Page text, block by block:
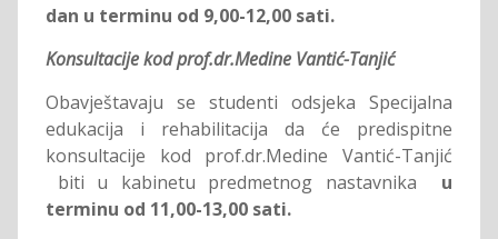
dan u terminu od 9,00-12,00 sati.
Konsultacije kod prof.dr.Medine Vantić-Tanjić
Obavještavaju se studenti odsjeka Specijalna
edukacija i rehabilitacija da će predispitne
konsultacije kod prof.dr.Medine Vantić-Tanjić
biti u kabinetu predmetnog nastavnika
u
terminu od 11,00-13,00 sati.